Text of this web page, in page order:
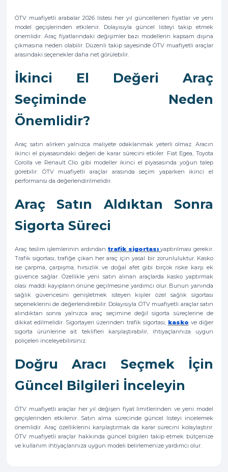
ÖTV muafiyetli arabalar 2026 listesi her yıl güncellenen fiyatlar ve yeni
model geçişlerinden etkilenir. Dolayısıyla güncel listeyi takip etmek
önemlidir. Araç fiyatlarındaki değişimler bazı modellerin kapsam dışına
çıkmasına neden olabilir. Düzenli takip sayesinde ÖTV muafiyetli araçlar
arasındaki seçenekler daha net görülebilir.
İkinci El Değeri Araç
Seçiminde Neden
Önemlidir?
Araç satın alırken yalnızca maliyete odaklanmak yeterli olmaz. Aracın
ikinci el piyasasındaki değeri de karar sürecini etkiler. Fiat Egea, Toyota
Corolla ve Renault Clio gibi modeller ikinci el piyasasında yoğun talep
görebilir. ÖTV muafiyetli araçlar arasında seçim yaparken ikinci el
performansı da değerlendirilmelidir.
Araç Satın Aldıktan Sonra
Sigorta Süreci
Araç teslim işlemlerinin ardından trafik sigortasıyaptırılması gerekir.
Trafik sigortası, trafiğe çıkan her araç için yasal bir zorunluluktur. Kasko
ise çarpma, çarpışma, hırsızlık ve doğal afet gibi birçok riske karşı ek
güvence sağlar. Özellikle yeni satın alınan araçlarda kasko yaptırmak
olası maddi kayıpların önüne geçilmesine yardımcı olur. Bunun yanında
sağlık güvencesini genişletmek isteyen kişiler özel sağlık sigortası
seçeneklerini de değerlendirebilir. Dolayısıyla ÖTV muafiyetli araçlar satın
alındıktan sonra yalnızca araç seçimine değil sigorta süreçlerine de
dikkat edilmelidir. Sigortayeri üzerinden trafik sigortası, kasko ve diğer
sigorta ürünlerine ait teklifleri karşılaştırabilir, ihtiyaçlarınıza uygun
poliçeleri inceleyebilirsiniz.
Doğru Aracı Seçmek İçin
Güncel Bilgileri İnceleyin
ÖTV muafiyetli araçlar her yıl değişen fiyat limitlerinden ve yeni model
geçişlerinden etkilenir. Satın alma sürecinde güncel listeyi incelemek
önemlidir. Araç özelliklerini karşılaştırmak da karar sürecini kolaylaştırır.
ÖTV muafiyetli araçlar hakkında güncel bilgileri takip etmek bütçenize
ve kullanım ihtiyaçlarınıza uygun modeli belirlemenize yardımcı olur.